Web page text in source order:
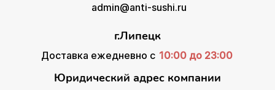
admin@anti-sushi.ru
г.Липецк
Доставка ежедневно с 10:00 до 23:00
Юридический адрес компании